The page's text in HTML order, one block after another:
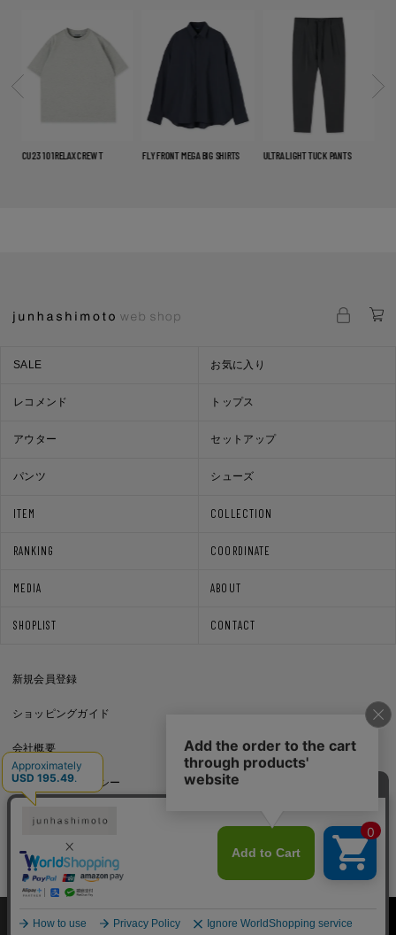
CU23 101RELAX CREW T FLY FRONT MEGA BIG SHIRTS ULTRA LIGHT TUCK PANTS
説明 仕様 コーデ トピックス ★ 購入する
ITEM COLLECTION
RANKING COORDINATE
MEDIA ABOUT
SHOPLIST CONTACT
SALE お気に入り
レコメンド トップス
アウター セットアップ
パンツ シューズ
新規会員登録
ショッピングガイド
会社概要
プライバシーポリシー
通信販売法に基づく表記
利用規約
Copyright © junhashimoto. All rights reserved.